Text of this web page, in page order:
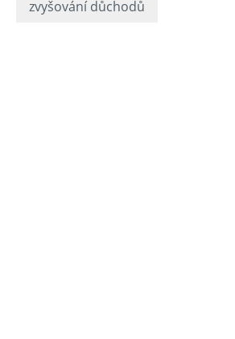
zvyšování důchodů